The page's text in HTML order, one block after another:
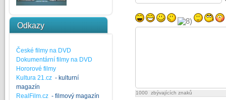
Odkazy
České filmy na DVD
Dokumentární filmy na DVD
Hororové filmy
Kultura 21.cz - kulturní
magazín
RealFilm.cz - filmový magazín
1000 zbývajících znaků